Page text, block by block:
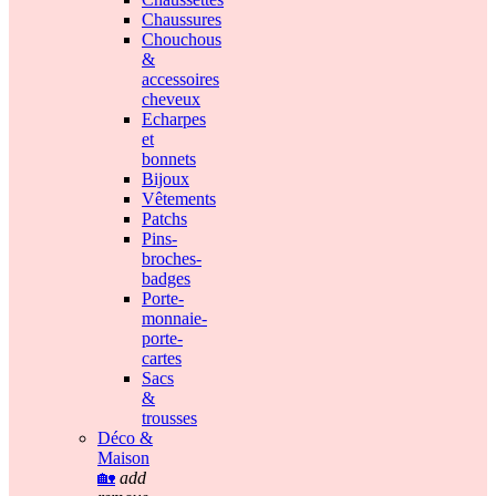
Chaussures
Chouchous
&
accessoires
cheveux
Echarpes
et
bonnets
Bijoux
Vêtements
Patchs
Pins-
broches-
badges
Porte-
monnaie-
porte-
cartes
Sacs
&
trousses
Déco &
Maison
🏡 add